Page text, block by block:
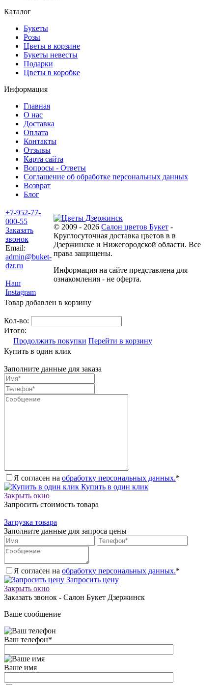
Каталог
Букеты
Розы
Цветы в корзине
Букеты невесты
Подарки
Цветы в коробке
Информация
Главная
О нас
Доставка
Оплата
Контакты
Отзывы
Карта сайта
Вопросы - Ответы
Соглашение об обработке персональных данных
Возврат
Блог
+7-952-77-
000-55
Заказать
звонок
Email:
admin@buket-
dzr.ru
Наш
Instagram
© 2009 - 2026 Салон цветов Букет -
Круглосуточная доставка цветов в в
Дзержинске и Нижегородской области. Все
права защищены.
Информация на сайте представлена для
ознакомления - не оферта.
Товар добавлен в корзину
Кол-во:
Итого:
Продолжить покупки Перейти в корзину
Купить в один клик
Заполните данные для заказа
Я согласен на обработку персональных данных.*
Купить в один клик
Закрыть окно
Запросить стоимость товара
Загрузка товара
Заполните данные для запроса цены
Я согласен на обработку персональных данных.*
Запросить цену
Закрыть окно
Заказать звонок - Салон Букет Дзержинск
Ваше сообщение
Ваш телефон*
Ваше имя